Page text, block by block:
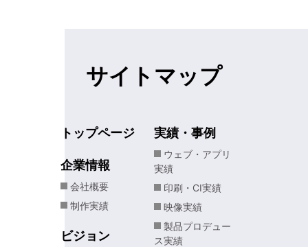
HOME サイトマップ
サイトマップ
トップページ
企業情報
会社概要
制作実績
ビジョン
実績・事例
ウェブ・アプリ
実績
印刷・CI実績
映像実績
製品プロデュー
ス実績